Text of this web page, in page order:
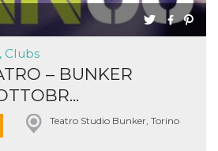
Clubs
– BUNKER
Teatro Studio Bunker, Torino